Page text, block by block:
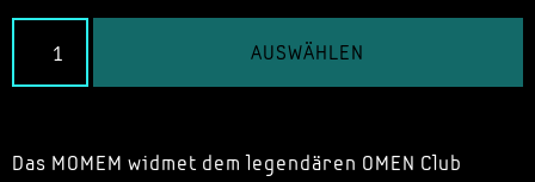
AUSWÄHLEN
Das MOMEM widmet dem legendären OMEN Club